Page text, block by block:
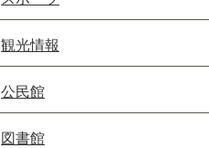
観光情報
公民館
図書館